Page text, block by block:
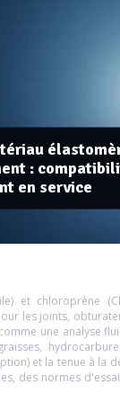
:
en service
et chloroprène
les joints,
une analyse
et la tenue à la
des normes